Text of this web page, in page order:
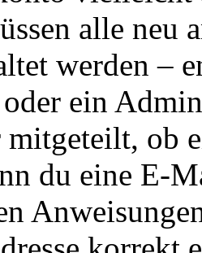
alle neu
werden –
ein
ob
du eine E-